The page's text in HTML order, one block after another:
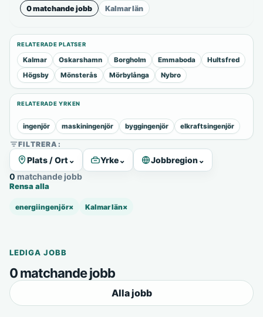
0 matchande jobb Kalmar län
RELATERADE PLATSER
Kalmar Oskarshamn Borgholm Emmaboda
Hultsfred
Högsby
Mönsterås Mörbylånga Nybro
RELATERADE YRKEN
ingenjör maskiningenjör byggingenjör elkraftsingenjör
FILTRERA:
Plats / Ort ⌄ Yrke⌄ Jobbregion⌄
0 matchande jobb
Rensa alla
energiingenjör× Kalmar län×
LEDIGA JOBB
0 matchande jobb
Alla jobb